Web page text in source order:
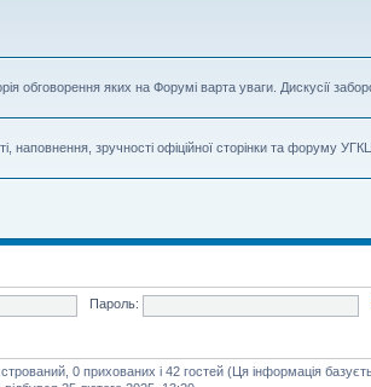
обговорення яких на Форумі варта уваги. Дискусії
наповнення, зручності офіційної сторінки та форуму УГКЦ.
Пароль:
0 прихованих і 42 гостей (Ця інформація